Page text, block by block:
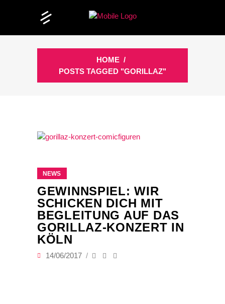
HOME /
POSTS TAGGED "GORILLAZ"
NEWS
GEWINNSPIEL: WIR
SCHICKEN DICH MIT
BEGLEITUNG AUF DAS
GORILLAZ-KONZERT IN
KÖLN
14/06/2017